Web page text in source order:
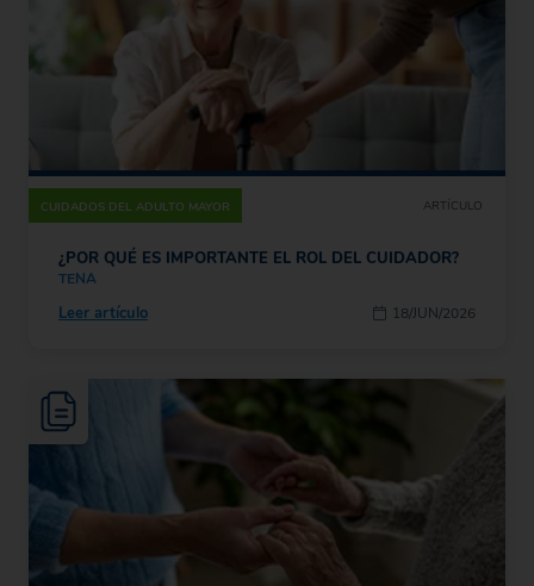
CUIDADOS DEL ADULTO MAYOR ARTÍCULO
¿POR QUÉ ES IMPORTANTE EL ROL DEL CUIDADOR?
TENA
18/JUN/2026
Leer artículo